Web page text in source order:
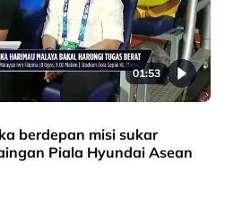
01:53
berdepan misi sukar
Piala Hyundai Asean